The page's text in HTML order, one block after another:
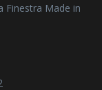
Finestra Made in